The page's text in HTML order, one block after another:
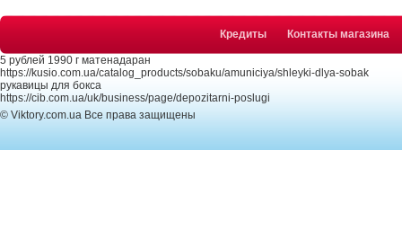
Кредиты Контакты магазина
5 рублей 1990 г матенадаран
https://kusio.com.ua/catalog_products/sobaku/amuniciya/shleyki-dlya-sobak
рукавицы для бокса
https://cib.com.ua/uk/business/page/depozitarni-poslugi
© Viktory.com.ua Все права защищены